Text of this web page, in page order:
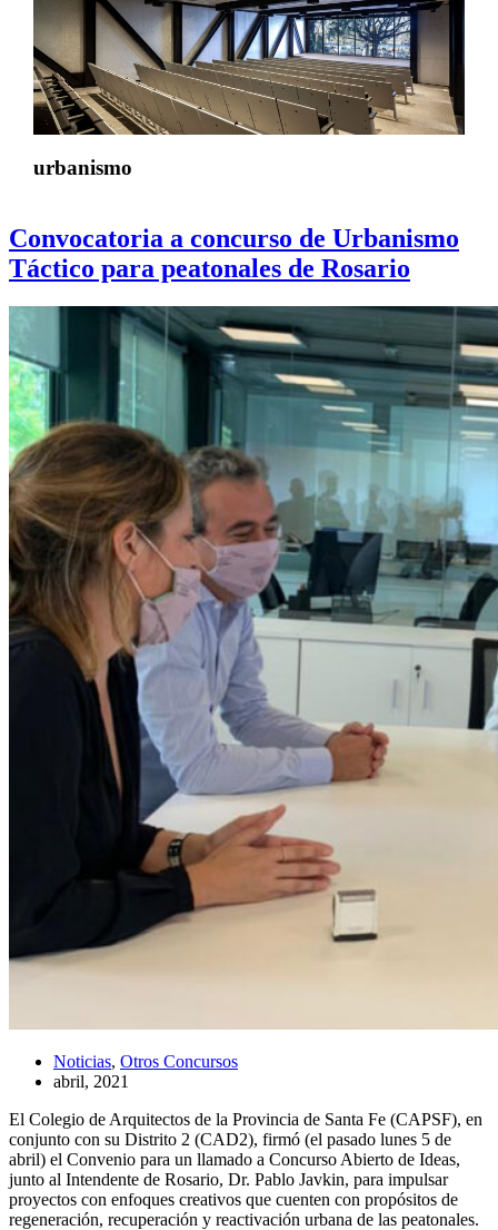
urbanismo
Convocatoria a concurso de Urbanismo
Táctico para peatonales de Rosario
Noticias, Otros Concursos
abril, 2021
El Colegio de Arquitectos de la Provincia de Santa Fe (CAPSF), en
conjunto con su Distrito 2 (CAD2), firmó (el pasado lunes 5 de
abril) el Convenio para un llamado a Concurso Abierto de Ideas,
junto al Intendente de Rosario, Dr. Pablo Javkin, para impulsar
proyectos con enfoques creativos que cuenten con propósitos de
regeneración, recuperación y reactivación urbana de las peatonales.